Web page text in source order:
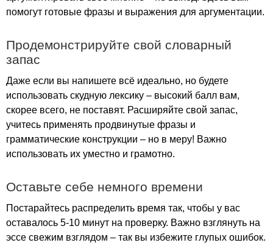
помогут готовые фразы и выражения для аргументации.
Продемонстрируйте свой словарный
запас
Даже если вы напишете всё идеально, но будете
использовать скудную лексику – высокий балл вам,
скорее всего, не поставят. Расширяйте свой запас,
учитесь применять продвинутые фразы и
грамматические конструкции – но в меру! Важно
использовать их уместно и грамотно.
Оставьте себе немного времени
Постарайтесь распределить время так, чтобы у вас
оставалось 5-10 минут на проверку. Важно взглянуть на
эссе свежим взглядом – так вы избежите глупых ошибок.